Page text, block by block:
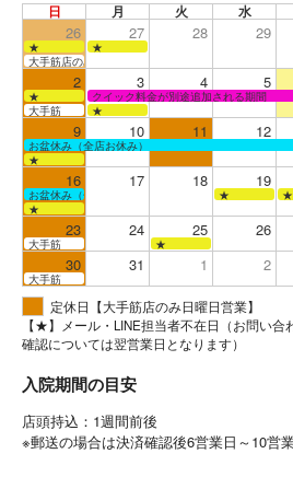
日 月 火 水
26 27 28 29
★ ★
大手筋店のみ営業
2 3 4 5
★
クイック料金が別途追加される期間
大手筋
★
9 10 11 12
お盆休み（全店お休み）
★
16 17 18 19
お盆休み（全店お休み） ★
★
★
23 24 25 26
大手筋 ★
30 31 1 2
大手筋
定休日【大手筋店の
【★】メール・LINE担当者不在日（お問い
確認については翌営業日となります）
入院期間の目安
店頭持込：1週間前後
※郵送の場合は決済確認後6営業日～10営